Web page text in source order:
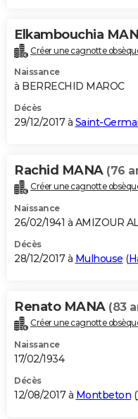
Elkambouchia
Créer une cagnotte
Naissance
à BERRECHID MAROC
Décès
29/12/2017 à Saint-
Rachid MANA (76
Créer une cagnotte
Naissance
26/02/1941 à AMIZOUR
Décès
28/12/2017 à Mulhouse (
Renato MANA (83
Créer une cagnotte
Naissance
17/02/1934
Décès
12/08/2017 à Montbeton (